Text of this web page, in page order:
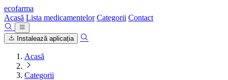
ecofarma
Acasă Lista medicamentelor Categorii Contact
Instalează aplicația
Acasă
Categorii